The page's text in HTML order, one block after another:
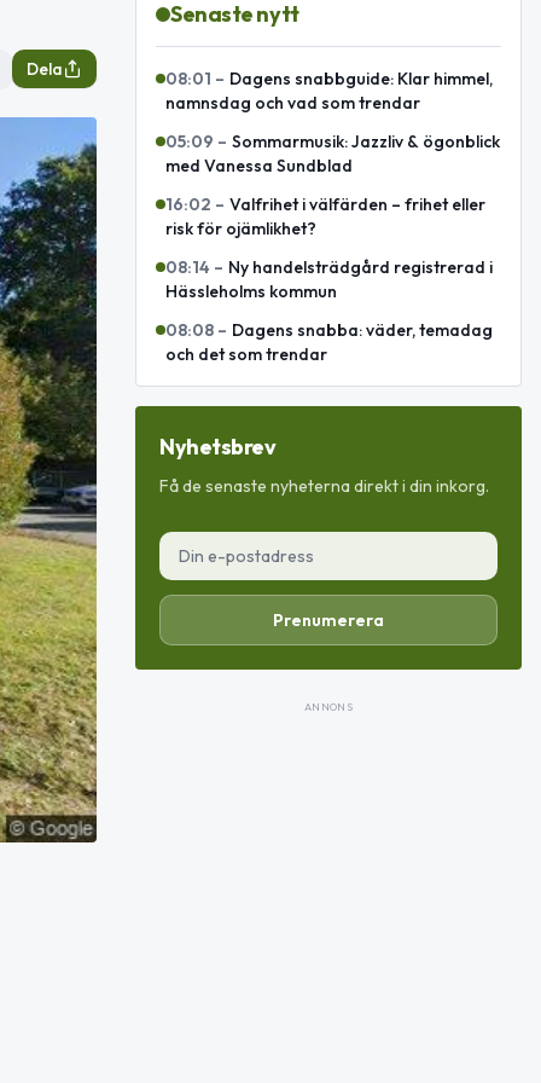
Dela
Senaste nytt
08:01 – Dagens snabbguide: Klar himmel,
namnsdag och vad som trendar
05:09 – Sommarmusik: Jazzliv & ögonblick
med Vanessa Sundblad
16:02 – Valfrihet i välfärden – frihet eller
risk för ojämlikhet?
08:14 – Ny handelsträdgård registrerad i
Hässleholms kommun
08:08 – Dagens snabba: väder, temadag
och det som trendar
Nyhetsbrev
Få de senaste nyheterna direkt i din inkorg.
Prenumerera
ANNONS